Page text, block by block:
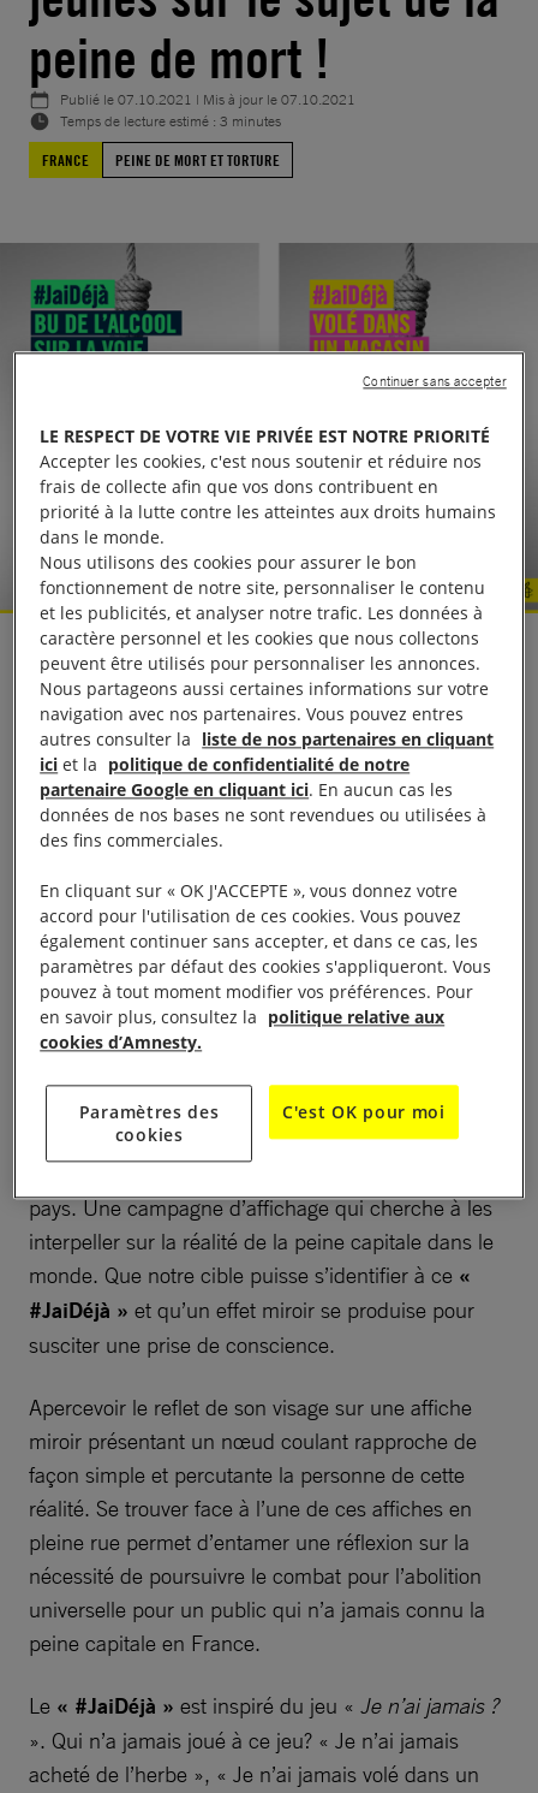
peine de mort !
Publié le07.10.2021 | Mis à jour le07.10.2021
Temps de lecture estimé : 3 minutes
FRANCE
PEINE DE MORT ET TORTURE
Le 10 octobre 1981, la loi sur l’abolition de la
peine de mort est entrée en vigueur en France, qui
est devenue le 36e État dans le monde à lui
tourner le dos. 40 ans plus tard, ils ne sont plus
que 55 à condamner et tuer, dont 4 seulement
sont responsables de près de 90% des exécutions,
International France a imaginé cette campagne
d’affichage, qui débutera le 8 octobre 2021, à
Paris, Nantes, Bordeaux, Lille, et Strasbourg, dans
le but de sensibiliser les plus jeunes aux risques
encourus par d’autres personnes dans le monde
Ce concept a pour objectif de leur faire prendre
conscience d’une façon décalée que des personnes
pays. Une campagne d’affichage qui cherche à les
interpeller sur la réalité de la peine capitale dans le
monde. Que notre cible puisse s’identifier à ce «
#JaiDéjà » et qu’un effet miroir se produise pour
susciter une prise de conscience.
Apercevoir le reflet de son visage sur une affiche
miroir présentant un nœud coulant rapproche de
façon simple et percutante la personne de cette
réalité. Se trouver face à l’une de ces affiches en
pleine rue permet d’entamer une réflexion sur la
nécessité de poursuivre le combat pour l’abolition
universelle pour un public qui n’a jamais connu la
peine capitale en France.
Le « #JaiDéjà » est inspiré du jeu « Je n’ai jamais ?
». Qui n’a jamais joué à ce jeu? « Je n’ai jamais
acheté de l’herbe », « Je n’ai jamais volé dans un
LE RESPECT DE VOTRE VIE PRIVÉE EST NOTRE PRIORITÉ
Accepter les cookies, c'est nous soutenir et réduire nos
frais de collecte afin que vos dons contribuent en
priorité à la lutte contre les atteintes aux droits humains
dans le monde.
Nous utilisons des cookies pour assurer le bon
fonctionnement de notre site, personnaliser le contenu
et les publicités, et analyser notre trafic. Les données à
caractère personnel et les cookies que nous collectons
peuvent être utilisés pour personnaliser les annonces.
Nous partageons aussi certaines informations sur votre
navigation avec nos partenaires. Vous pouvez entres
autres consulter la liste de nos partenaires en cliquant
ici et la politique de confidentialité de notre
partenaire Google en cliquant ici. En aucun cas les
données de nos bases ne sont revendues ou utilisées à
des fins commerciales.
En cliquant sur « OK J'ACCEPTE », vous donnez votre
accord pour l'utilisation de ces cookies. Vous pouvez
également continuer sans accepter, et dans ce cas, les
paramètres par défaut des cookies s'appliqueront. Vous
pouvez à tout moment modifier vos préférences. Pour
en savoir plus, consultez la politique relative aux
cookies d’Amnesty.
Paramètres des
cookies
C'est OK pour moi
Continuer sans accepter